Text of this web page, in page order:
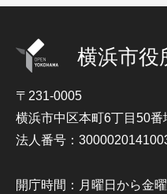
横浜市役
〒231-0005
横浜市中区本町6丁目50番
法人番号：
開庁時間：月曜日から金